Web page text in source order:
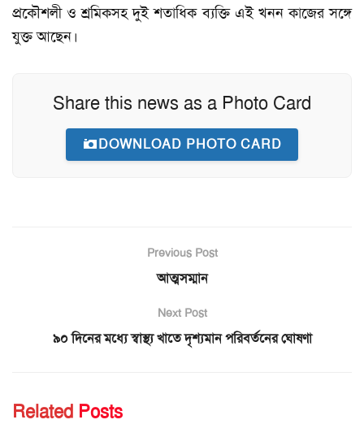
প্রকৌশলী ও শ্রমিকসহ দুই শতাধিক ব্যক্তি এই খনন কাজের সঙ্গে
যুক্ত আছেন।
Share this news as a Photo Card
DOWNLOAD PHOTO CARD
Previous Post
আত্মসম্মান
Next Post
৯০ দিনের মধ্যে স্বাস্থ্য খাতে দৃশ্যমান পরিবর্তনের ঘোষণা
Related Posts